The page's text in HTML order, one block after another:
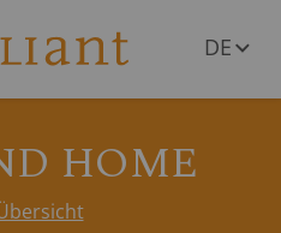
DE
HOME